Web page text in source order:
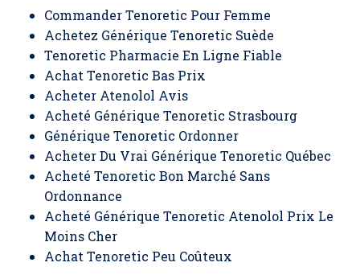
Commander Tenoretic Pour Femme
Achetez Générique Tenoretic Suède
Tenoretic Pharmacie En Ligne Fiable
Achat Tenoretic Bas Prix
Acheter Atenolol Avis
Acheté Générique Tenoretic Strasbourg
Générique Tenoretic Ordonner
Acheter Du Vrai Générique Tenoretic Québec
Acheté Tenoretic Bon Marché Sans
Ordonnance
Acheté Générique Tenoretic Atenolol Prix Le
Moins Cher
Achat Tenoretic Peu Coûteux